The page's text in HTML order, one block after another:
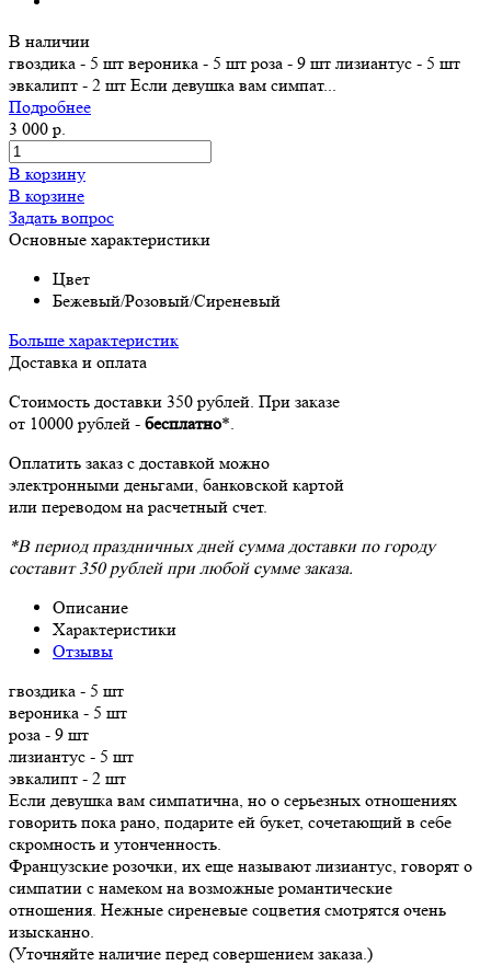
В наличии
гвоздика - 5 шт вероника - 5 шт роза - 9 шт лизиантус - 5 шт
эвкалипт - 2 шт Если девушка вам симпат...
Подробнее
3 000 р.
В корзину
В корзине
Задать вопрос
Основные характеристики
Цвет
Бежевый/Розовый/Сиреневый
Больше характеристик
Доставка и оплата
Стоимость доставки 350 рублей. При заказе
от 10000 рублей - бесплатно*.
Оплатить заказ с доставкой можно
электронными деньгами, банковской картой
или переводом на расчетный счет.
*В период праздничных дней сумма доставки по городу
составит 350 рублей при любой сумме заказа.
Описание
Характеристики
Отзывы
гвоздика - 5 шт
вероника - 5 шт
роза - 9 шт
лизиантус - 5 шт
эвкалипт - 2 шт
Если девушка вам симпатична, но о серьезных отношениях
говорить пока рано, подарите ей букет, сочетающий в себе
скромность и утонченность.
Французские розочки, их еще называют лизиантус, говорят о
симпатии с намеком на возможные романтические
отношения. Нежные сиреневые соцветия смотрятся очень
изысканно.
(Уточняйте наличие перед совершением заказа.)